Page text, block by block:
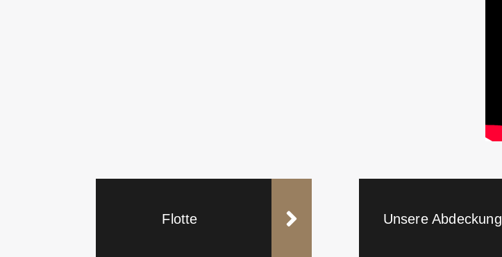
Flotte Unsere Abdeckung